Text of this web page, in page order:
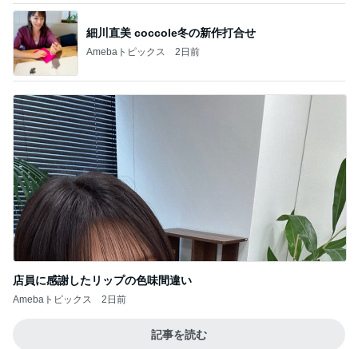
細川直美 coccole冬の新作打合せ
Amebaトピックス 2日前
店員に感謝したリップの色味間違い
Amebaトピックス 2日前
記事を読む